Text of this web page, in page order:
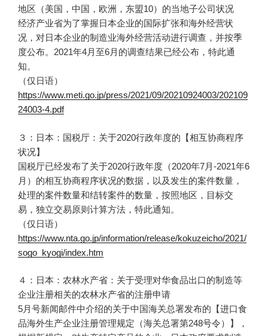
地区（美国，中国，欧洲，东盟10）的当地子公司状况
经济产业省为了掌握日本企业的国际扩张和海外经营状
况，对日本企业的制造业海外经营活动进行调查，并按季
度公布。2021年4月至6月的调查结果已经公布，特此通
知。
（仅日语）
https://www.meti.go.jp/press/2021/09/20210924003/202109
24003-4.pdf
３：日本：国税厅：关于2020行政年度的【相互协商程序
状况】
国税厅已经发布了关于2020行政年度（2020年7月-2021年6
月）的相互协商程序状况的数据，以及发生的案件数量，
处理的案件数量和结转案件的数量，按照地区，目标交
易，独立交易原则计算方法，特此通知。
（仅日语）
https://www.nta.go.jp/information/release/kokuzeicho/2021/
sogo_kyogi/index.htm
４：日本：农林水产省：关于受理对华食品出口的制造等
企业注册相关的农林水产省的注册申请
5月号新闻邮件中介绍的关于中国海关总署发布的【进口食
品海外生产企业注册管理规定（海关总署第248号令）】，